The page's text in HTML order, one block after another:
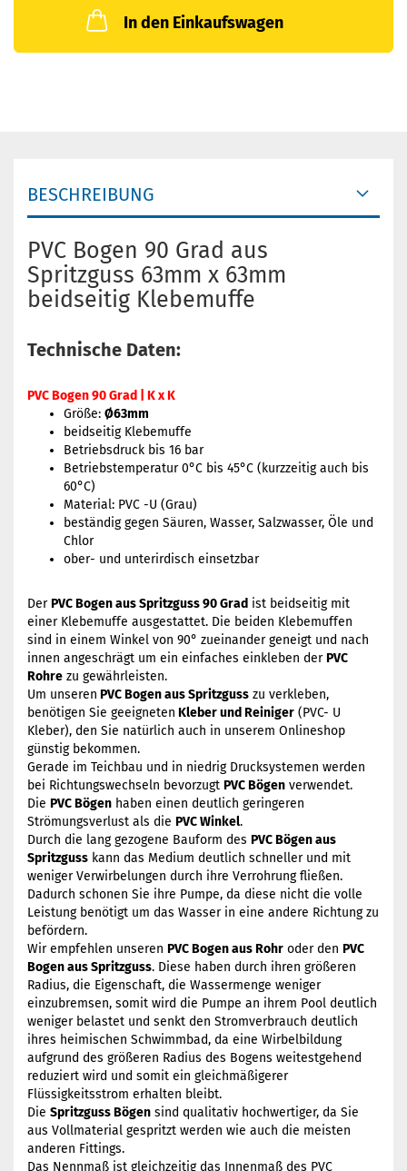
In den Einkaufswagen
BESCHREIBUNG
PVC Bogen 90 Grad aus
Spritzguss 63mm x 63mm
beidseitig Klebemuffe
Technische Daten:
PVC Bogen 90 Grad | K x K
Größe: Ø63mm
beidseitig Klebemuffe
Betriebsdruck bis 16 bar
Betriebstemperatur 0°C bis 45°C (kurzzeitig auch bis
60°C)
Material: PVC -U (Grau)
beständig gegen Säuren, Wasser, Salzwasser, Öle und
Chlor
ober- und unterirdisch einsetzbar
DerPVC Bogen aus Spritzguss 90 Grad ist beidseitig mit
einer Klebemuffe ausgestattet. Die beiden Klebemuffen
sind in einem Winkel von 90° zueinander geneigt und nach
innen angeschrägt um ein einfaches einkleben derPVC
Rohre zu gewährleisten.
Um unseren PVC Bogen aus Spritzguss zu verkleben,
benötigen Sie geeigneten Kleber und Reiniger (PVC- U
Kleber), den Sie natürlich auch in unserem Onlineshop
günstig bekommen.
Gerade im Teichbau und in niedrig Drucksystemen werden
bei Richtungswechseln bevorzugt PVC Bögen verwendet.
Die PVC Bögen haben einen deutlich geringeren
Strömungsverlust als die PVC Winkel.
Durch die lang gezogene Bauform des PVC Bögen aus
Spritzguss kann das Medium deutlich schneller und mit
weniger Verwirbelungen durch ihre Verrohrung fließen.
Dadurch schonen Sie ihre Pumpe, da diese nicht die volle
Leistung benötigt um das Wasser in eine andere Richtung zu
befördern.
Wir empfehlen unseren PVC Bogen aus Rohr oder den PVC
Bogen aus Spritzguss. Diese haben durch ihren größeren
Radius, die Eigenschaft, die Wassermenge weniger
einzubremsen, somit wird die Pumpe an ihrem Pool deutlich
weniger belastet und senkt den Stromverbrauch deutlich
ihres heimischen Schwimmbad, da eine Wirbelbildung
aufgrund des größeren Radius des Bogens weitestgehend
reduziert wird und somit ein gleichmäßigerer
Flüssigkeitsstrom erhalten bleibt.
Die Spritzguss Bögen sind qualitativ hochwertiger, da Sie
aus Vollmaterial gespritzt werden wie auch die meisten
anderen Fittings.
Das Nennmaß ist gleichzeitig das Innenmaß des PVC